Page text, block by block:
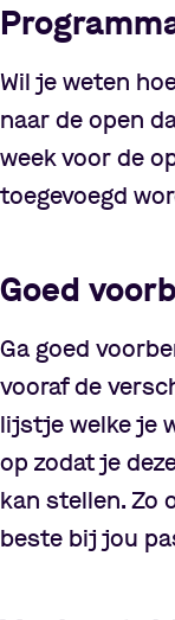
Wil je weten
naar de open
week voor de
toegevoegd
Goed
Ga goed
vooraf de
lijstje welke je
op zodat je
kan stellen. Zo
beste bij jou